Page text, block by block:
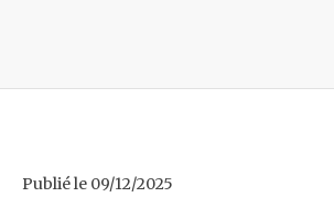
Publié le 09/12/2025